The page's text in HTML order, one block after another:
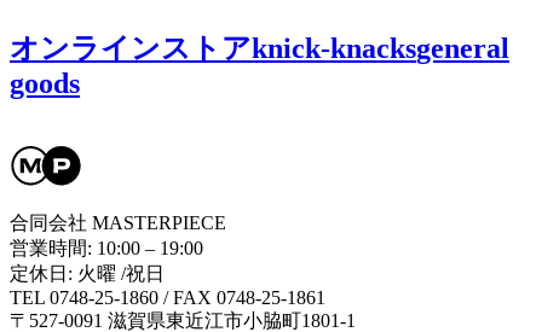
オンラインストアknick-knacksgeneral
goods
合同会社 MASTERPIECE
営業時間: 10:00 – 19:00
定休日: 火曜 /祝日
TEL 0748-25-1860 / FAX 0748-25-1861
〒527-0091 滋賀県東近江市小脇町1801-1